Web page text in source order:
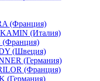
(Франция)
(Италия)
(Франция)
(Швеция)
(Германия)
(Франция)
(Германия)